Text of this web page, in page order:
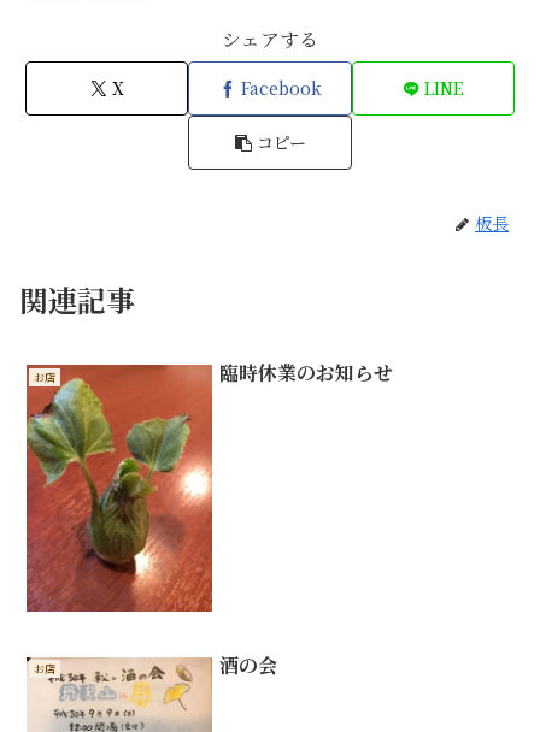
シェアする
X Facebook LINE
コピー
板長
関連記事
お店 臨時休業のお知らせ
お店 酒の会